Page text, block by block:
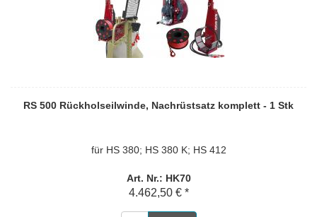
RS 500 Rückholseilwinde, Nachrüstsatz komplett - 1 Stk
für HS 380; HS 380 K; HS 412
Art. Nr.: HK70
4.462,50 € *